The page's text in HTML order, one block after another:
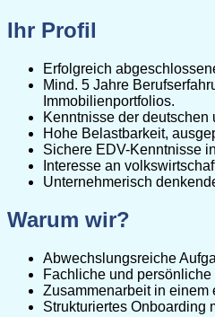
Ihr Profil
Erfolgreich
Mind. 5 Jahre
Immobilienportfolios.
Kenntnisse der
Hohe Belastbarkeit,
Sichere EDV-Kenntnisse
Interesse an
Unternehmerisch
Warum wir?
Abwechslungsreiche
Fachliche und
Zusammenarbeit in einem
Strukturiertes Onboarding